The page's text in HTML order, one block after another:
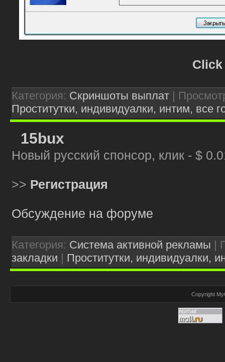
Click
Категория: Скриншоты выплат |
Проститутки, индивидуалки, интим, все
15bux
Новый русский спонсор, клик - $
>> Регистрация
Обсуждение на форуме
Категория: Система активной рекламы |
закладки | Проститутки, индивидуалки,
Copyright